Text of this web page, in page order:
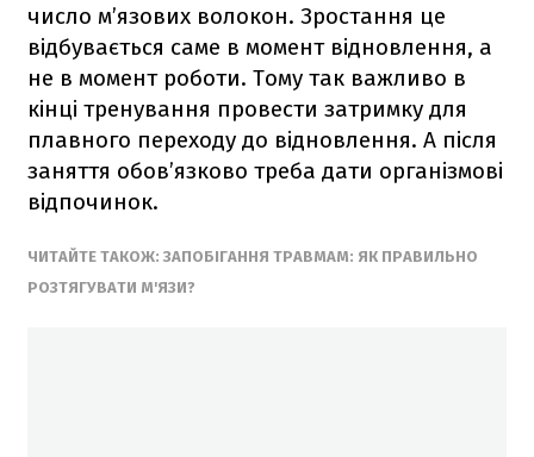
число м’язових волокон. Зростання це
відбувається саме в момент відновлення, а
не в момент роботи. Тому так важливо в
кінці тренування провести затримку для
плавного переходу до відновлення. А після
заняття обов’язково треба дати організмові
відпочинок.
ЧИТАЙТЕ ТАКОЖ: ЗАПОБІГАННЯ ТРАВМАМ: ЯК ПРАВИЛЬНО
РОЗТЯГУВАТИ М'ЯЗИ?